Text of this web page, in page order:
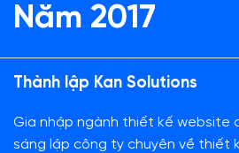
Năm 2017
Thành lập Kan Solutions
Gia nhập ngành thiết kế website
sáng lập công ty chuyên về thiết